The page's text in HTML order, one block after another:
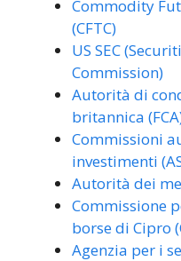
Commodity
(CFTC)
US SEC
Commission)
Autorità di
britannica
Commissioni
investimenti
Autorità dei
Commissione
borse di Cipro
Agenzia per i